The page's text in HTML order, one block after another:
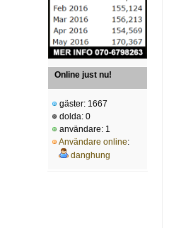
Online just nu!
gäster: 1667
dolda: 0
användare: 1
Användare online:
danghung